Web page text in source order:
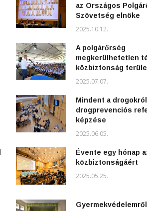
az Országos
Szövetség elnöke
2025.10.12.
A polgárőrség
megkerülhetetlen
közbiztonság
2025.07.07.
Mindent a
drogprevenciós
képzése
2025.06.05.
Évente egy hónap
közbiztonságáért
2025.05.25.